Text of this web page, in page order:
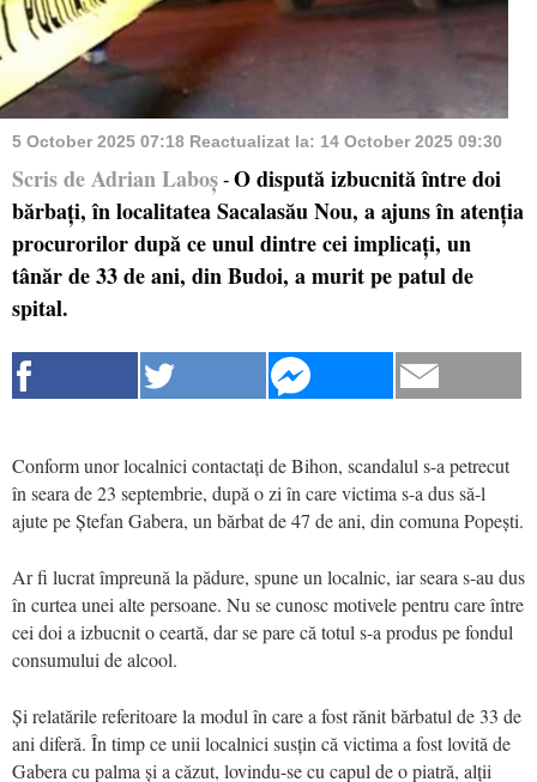
5 October 2025 07:18 Reactualizat la: 14 October 2025 09:30
Scris de Adrian Laboș - O dispută izbucnită între doi
bărbați, în localitatea Sacalasău Nou, a ajuns în atenția
procurorilor după ce unul dintre cei implicați, un
tânăr de 33 de ani, din Budoi, a murit pe patul de
spital.
Conform unor localnici contactați de Bihon, scandalul s-a petrecut
în seara de 23 septembrie, după o zi în care victima s-a dus să-l
ajute pe Ștefan Gabera, un bărbat de 47 de ani, din comuna Popești.
Ar fi lucrat împreună la pădure, spune un localnic, iar seara s-au dus
în curtea unei alte persoane. Nu se cunosc motivele pentru care între
cei doi a izbucnit o ceartă, dar se pare că totul s-a produs pe fondul
consumului de alcool.
Și relatările referitoare la modul în care a fost rănit bărbatul de 33 de
ani diferă. În timp ce unii localnici susțin că victima a fost lovită de
Gabera cu palma și a căzut, lovindu-se cu capul de o piatră, alții